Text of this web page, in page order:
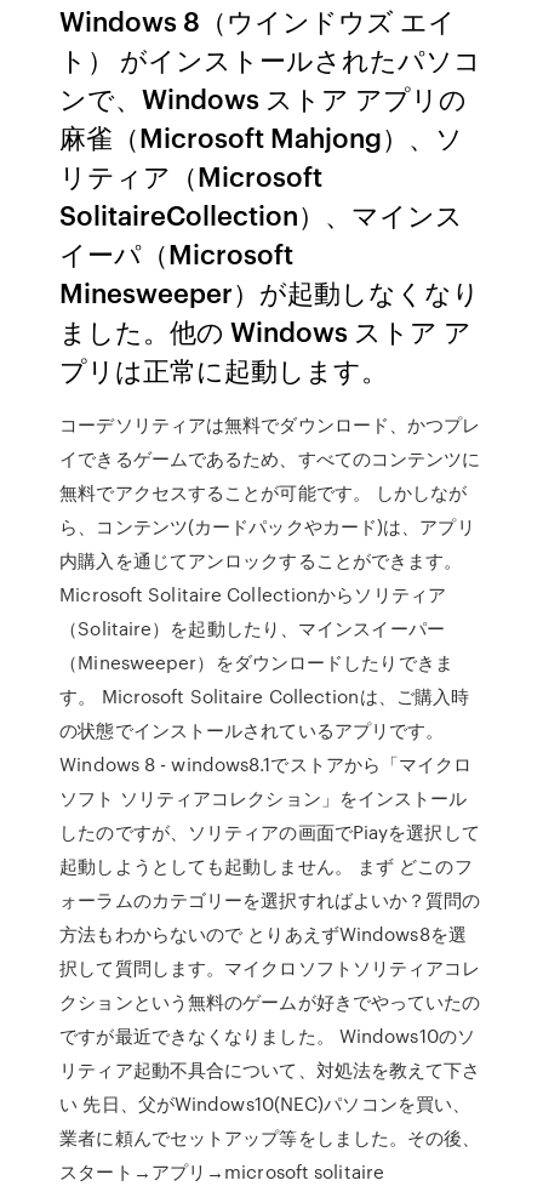
Windows 8（ウインドウズ エイ
ト） がインストールされたパソコ
ンで、Windows ストア アプリの
麻雀（Microsoft Mahjong）、ソ
リティア（Microsoft
SolitaireCollection）、マインス
イーパ（Microsoft
Minesweeper）が起動しなくなり
ました。他の Windows ストア ア
プリは正常に起動します。
コーデソリティアは無料でダウンロード、かつプレ
イできるゲームであるため、すべてのコンテンツに
無料でアクセスすることが可能です。 しかしなが
ら、コンテンツ(カードパックやカード)は、アプリ
内購入を通じてアンロックすることができます。
Microsoft Solitaire Collectionからソリティア
（Solitaire）を起動したり、マインスイーパー
（Minesweeper）をダウンロードしたりできま
す。 Microsoft Solitaire Collectionは、ご購入時
の状態でインストールされているアプリです。
Windows 8 - windows8.1でストアから「マイクロ
ソフト ソリティアコレクション」をインストール
したのですが、ソリティアの画面でPiayを選択して
起動しようとしても起動しません。 まず どこのフ
ォーラムのカテゴリーを選択すればよいか？質問の
方法もわからないので とりあえずWindows8を選
択して質問します。マイクロソフトソリティアコレ
クションという無料のゲームが好きでやっていたの
ですが最近できなくなりました。 Windows10のソ
リティア起動不具合について、対処法を教えて下さ
い 先日、父がWindows10(NEC)パソコンを買い、
業者に頼んでセットアップ等をしました。その後、
スタート→アプリ→microsoft solitaire